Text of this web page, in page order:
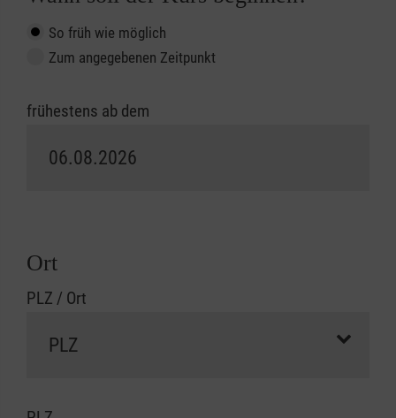
So früh wie möglich
Zum angegebenen Zeitpunkt
frühestens ab dem
Ort
PLZ / Ort